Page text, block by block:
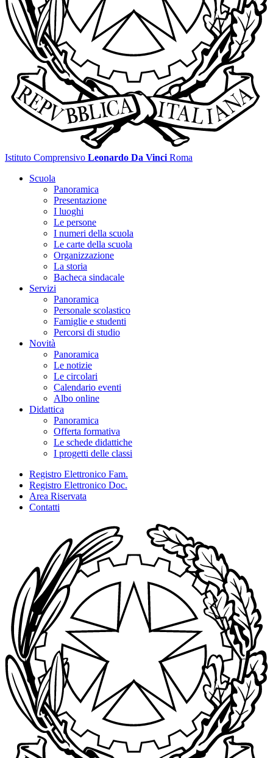
Istituto Comprensivo Leonardo Da Vinci Roma
Scuola
Panoramica
Presentazione
I luoghi
Le persone
I numeri della scuola
Le carte della scuola
Organizzazione
La storia
Bacheca sindacale
Servizi
Panoramica
Personale scolastico
Famiglie e studenti
Percorsi di studio
Novità
Panoramica
Le notizie
Le circolari
Calendario eventi
Albo online
Didattica
Panoramica
Offerta formativa
Le schede didattiche
I progetti delle classi
Registro Elettronico Fam.
Registro Elettronico Doc.
Area Riservata
Contatti